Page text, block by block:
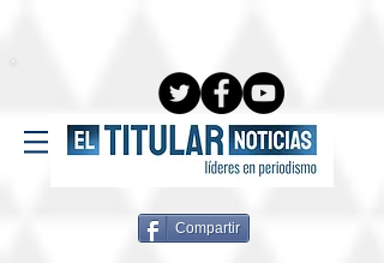
Compartir